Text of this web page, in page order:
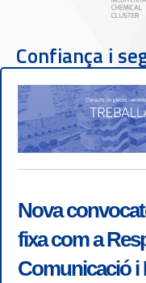
Confiança i
Nova
fixa com a
Comunicació i